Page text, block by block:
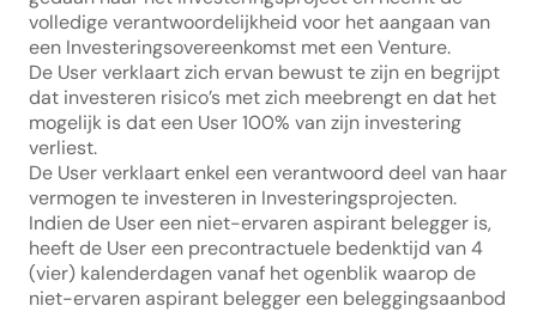
volledige verantwoordelijkheid voor het aangaan van
een Investeringsovereenkomst met een Venture.
De User verklaart zich ervan bewust te zijn en begrijpt
dat investeren risico’s met zich meebrengt en dat het
mogelijk is dat een User 100% van zijn investering
verliest.
De User verklaart enkel een verantwoord deel van haar
vermogen te investeren in Investeringsprojecten.
Indien de User een niet-ervaren aspirant belegger is,
heeft de User een precontractuele bedenktijd van 4
(vier) kalenderdagen vanaf het ogenblik waarop de
niet-ervaren aspirant belegger een beleggingsaanbod